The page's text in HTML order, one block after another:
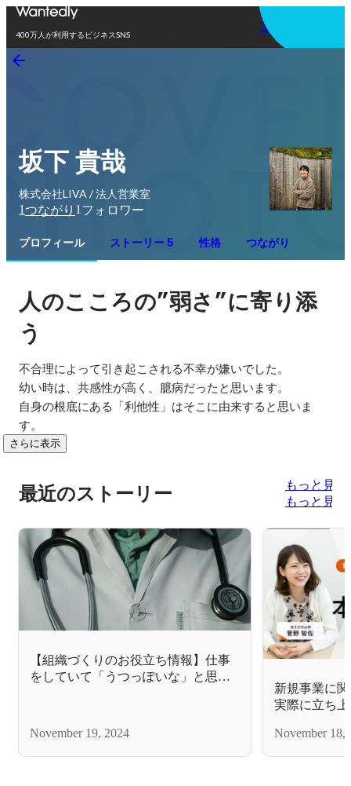
400万人が利用するビジネスSNS
アプリを使う
坂下 貴哉
株式会社LIVA / 法人営業室
1つながり 1 フォロワー
プロフィール ストーリー 5 性格 つながり
人のこころの”弱さ”に寄り添
う
不合理によって引き起こされる不幸が嫌いでした。
幼い時は、共感性が高く、臆病だったと思います。
自身の根底にある「利他性」はそこに由来すると思いま
す。
さらに表示
最近のストーリー
もっと見る
もっと見る
【組織づくりのお役立ち情報】仕事
をしていて「うつっぽいな」と思っ
November 19, 2024
新規事業に
実際に立ち
November 18,